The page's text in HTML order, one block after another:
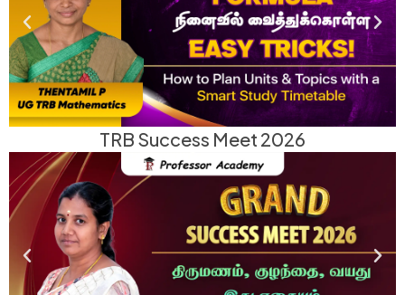
TRB Success Meet 2026